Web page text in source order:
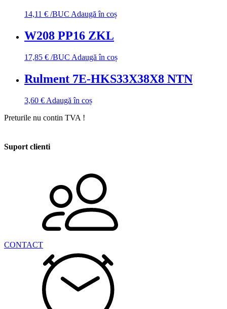
14,11 € /BUC Adaugă în coș
W208 PP16 ZKL
17,85 € /BUC Adaugă în coș
Rulment 7E-HKS33X38X8 NTN
3,60 € Adaugă în coș
Preturile nu contin TVA !
Suport clienti
CONTACT